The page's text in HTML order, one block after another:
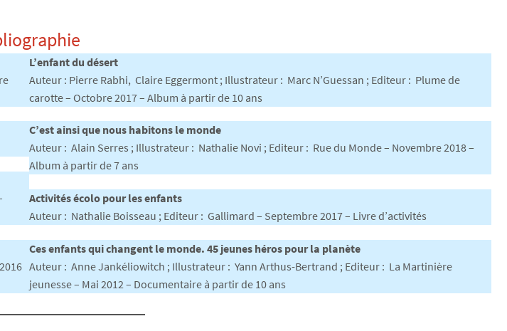
L’enfant du désert
Auteur : Pierre Rabhi, Claire Eggermont ; Illustrateur : Marc N’Guessan ; Editeur : Plume de
carotte – Octobre 2017 – Album à partir de 10 ans
C’est ainsi que nous habitons le monde
Auteur : Alain Serres ; Illustrateur : Nathalie Novi ; Editeur : Rue du Monde – Novembre 2018 –
Album à partir de 7 ans
Activités écolo pour les enfants
Auteur : Nathalie Boisseau ; Editeur : Gallimard – Septembre 2017 – Livre d’activités
Ces enfants qui changent le monde. 45 jeunes héros pour la planète
Auteur : Anne Jankéliowitch ; Illustrateur : Yann Arthus-Bertrand ; Editeur : La Martinière
jeunesse – Mai 2012 – Documentaire à partir de 10 ans